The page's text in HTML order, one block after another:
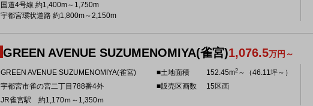
国道4号線 約1,400m～1,750m
宇都宮環状道路 約1,800m～2,150m
GREEN AVENUE SUZUMENOMIYA(雀宮)1,076.5万円～
GREEN AVENUE SUZUMENOMIYA(雀宮)
宇都宮市雀の宮二丁目788番4外
JR雀宮駅 約1,170ｍ～1,350ｍ
■土地面積 152.45m2 ～（46.11坪～）
■販売区画数
15区画